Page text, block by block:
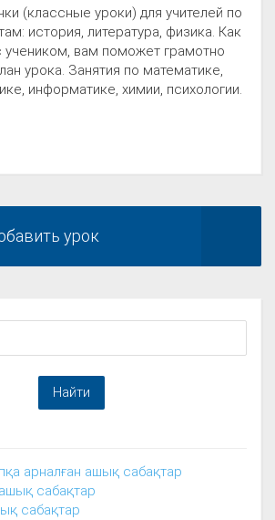
(классные уроки) для учителей по
история, литература, физика. Как
учеником, вам поможет грамотно
урока. Занятия по математике,
информатике, химии, психологии.
урок
арналған ашық сабақтар
сабақтар
сабақтар